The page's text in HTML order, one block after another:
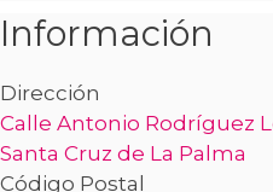
Información
Dirección
Calle Antonio Rodríguez
Santa Cruz de La Palma
Código Postal